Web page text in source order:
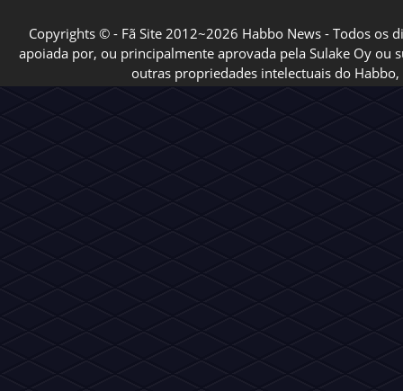
Copyrights © - Fã Site 2012~2026 Habbo News - Todos os
apoiada por, ou principalmente aprovada pela Sulake Oy ou
outras propriedades intelectuais do